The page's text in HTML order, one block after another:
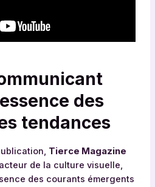
des
tendances
Tierce Magazine
de la culture visuelle,
des courants émergents